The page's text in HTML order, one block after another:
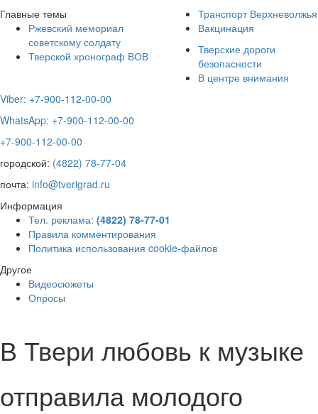
Главные темы
Ржевский мемориал
советскому солдату
Тверской хронограф ВОВ
Транспорт Верхневолжья
Вакцинация
Тверские дороги
безопасности
В центре внимания
Viber: +7-900-112-00-00
WhatsApp: +7-900-112-00-00
+7-900-112-00-00
городской: (4822) 78-77-04
почта: info@tverigrad.ru
Информация
Тел. реклама: (4822) 78-77-01
Правила комментирования
Политика использования cookie-файлов
Другое
Видеосюжеты
Опросы
В Твери любовь к музыке
отправила молодого